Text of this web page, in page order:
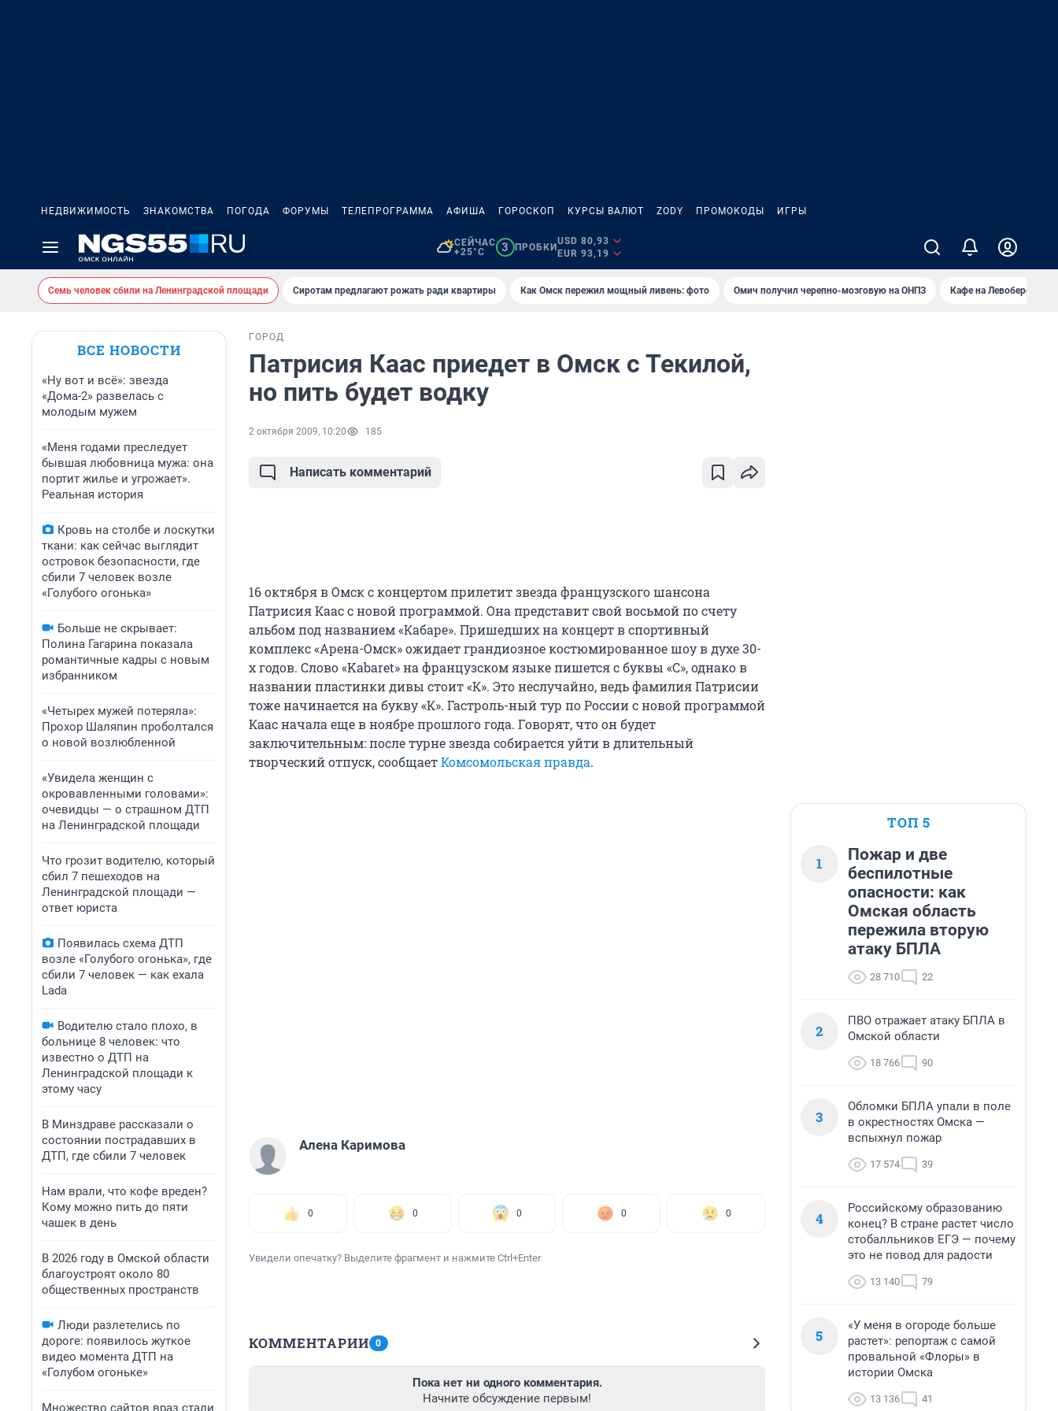
НЕДВИЖИМОСТЬ ЗНАКОМСТВА ПОГОДА ФОРУМЫ ТЕЛЕПРОГРАММА АФИША ГОРОСКОП КУРСЫ ВАЛЮТ ZODY ПРОМОКОДЫ ИГРЫ
СЕЙЧАС
+25°C
3 ПРОБКИ
USD 80,93
EUR 93,19
Семь человек сбили на Ленинградской площади Сиротам предлагают рожать ради квартиры Как Омск пережил мощный ливень: фото Омич получил черепно-мозговую на ОНПЗ Кафе на Левобережье
ВСЕ НОВОСТИ
«Ну вот и всё»: звезда
«Дома-2» развелась с
молодым мужем
«Меня годами преследует
бывшая любовница мужа: она
портит жилье и угрожает».
Реальная история
Кровь на столбе и лоскутки
ткани: как сейчас выглядит
островок безопасности, где
сбили 7 человек возле
«Голубого огонька»
Больше не скрывает:
Полина Гагарина показала
романтичные кадры с новым
избранником
«Четырех мужей потеряла»:
Прохор Шаляпин проболтался
о новой возлюбленной
«Увидела женщин с
окровавленными головами»:
очевидцы — о страшном ДТП
на Ленинградской площади
Что грозит водителю, который
сбил 7 пешеходов на
Ленинградской площади —
ответ юриста
Появилась схема ДТП
возле «Голубого огонька», где
сбили 7 человек — как ехала
Lada
Водителю стало плохо, в
больнице 8 человек: что
известно о ДТП на
Ленинградской площади к
этому часу
В Минздраве рассказали о
состоянии пострадавших в
ДТП, где сбили 7 человек
Нам врали, что кофе вреден?
Кому можно пить до пяти
чашек в день
В 2026 году в Омской области
благоустроят около 80
общественных пространств
Люди разлетелись по
дороге: появилось жуткое
видео момента ДТП на
«Голубом огоньке»
Множество сайтов враз стали
ГОРОД
Патрисия Каас приедет в Омск с Текилой,
но пить будет водку
2 октября 2009, 10:20 185
Написать комментарий
16 октября в Омск с концертом прилетит звезда французского шансона
Патрисия Каас с новой программой. Она представит свой восьмой по счету
альбом под названием «Кабаре». Пришедших на концерт в спортивный
комплекс «Арена-Омск» ожидает грандиозное костюмированное шоу в духе 30-
х годов. Слово «Kabaret» на французском языке пишется с буквы «С», однако в
названии пластинки дивы стоит «К». Это неслучайно, ведь фамилия Патрисии
тоже начинается на букву «К». Гастроль-ный тур по России с новой программой
Каас начала еще в ноябре прошлого года. Говорят, что он будет
заключительным: после турне звезда собирается уйти в длительный
творческий отпуск, сообщаетКомсомольская правда.
Алена Каримова
0 0 0 0 0
Увидели опечатку? Выделите фрагмент и нажмите Ctrl+Enter
КОММЕНТАРИИ 0
Пока нет ни одного комментария.
Начните обсуждение первым!
ТОП 5
1
Пожар и две
беспилотные
опасности: как
Омская область
пережила вторую
атаку БПЛА
28 710 22
2
ПВО отражает атаку БПЛА в
Омской области
18 766 90
3
Обломки БПЛА упали в поле
в окрестностях Омска —
вспыхнул пожар
17 574 39
4
Российскому образованию
конец? В стране растет число
стобалльников ЕГЭ — почему
это не повод для радости
13 140 79
5
«У меня в огороде больше
растет»: репортаж с самой
провальной «Флоры» в
истории Омска
13 136 41